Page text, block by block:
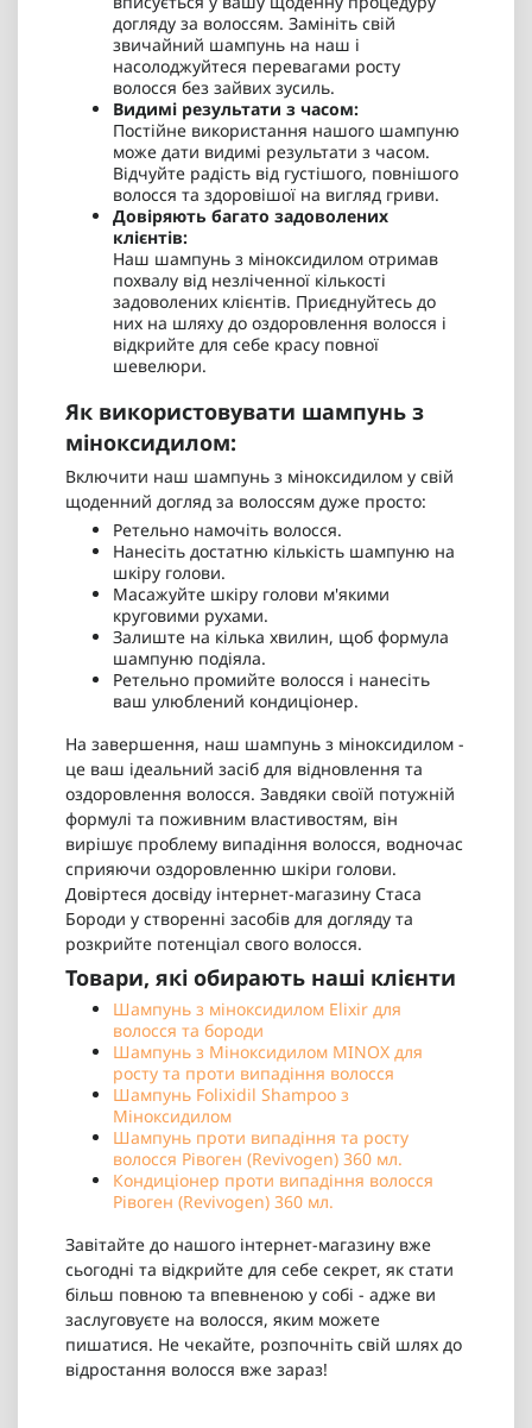
догляду за волоссям. Замініть свій
звичайний шампунь на наш і
насолоджуйтеся перевагами росту
волосся без зайвих зусиль.
Видимі результати з часом:
Постійне використання нашого шампуню
може дати видимі результати з часом.
Відчуйте радість від густішого, повнішого
волосся та здоровішої на вигляд гриви.
Довіряють багато задоволених
клієнтів:
Наш шампунь з міноксидилом отримав
похвалу від незліченної кількості
задоволених клієнтів. Приєднуйтесь до
них на шляху до оздоровлення волосся і
відкрийте для себе красу повної
шевелюри.
Як використовувати шампунь з
міноксидилом:
Включити наш шампунь з міноксидилом у свій
щоденний догляд за волоссям дуже просто:
Ретельно намочіть волосся.
Нанесіть достатню кількість шампуню на
шкіру голови.
Масажуйте шкіру голови м'якими
круговими рухами.
Залиште на кілька хвилин, щоб формула
шампуню подіяла.
Ретельно промийте волосся і нанесіть
ваш улюблений кондиціонер.
На завершення, наш шампунь з міноксидилом -
це ваш ідеальний засіб для відновлення та
оздоровлення волосся. Завдяки своїй потужній
формулі та поживним властивостям, він
вирішує проблему випадіння волосся, водночас
сприяючи оздоровленню шкіри голови.
Довіртеся досвіду інтернет-магазину Стаса
Бороди у створенні засобів для догляду та
розкрийте потенціал свого волосся.
Товари, які обирають наші клієнти
Шампунь з міноксидилом Elixir для
волосся та бороди
Шампунь з Міноксидилом MINOX для
росту та проти випадіння волосся
Шампунь Folixidil Shampoo з
Міноксидилом
Шампунь проти випадіння та росту
волосся Рівоген (Revivogen) 360 мл.
Кондиціонер проти випадіння волосся
Рівоген (Revivogen) 360 мл.
Завітайте до нашого інтернет-магазину вже
сьогодні та відкрийте для себе секрет, як стати
більш повною та впевненою у собі - адже ви
заслуговуєте на волосся, яким можете
пишатися. Не чекайте, розпочніть свій шлях до
відростання волосся вже зараз!